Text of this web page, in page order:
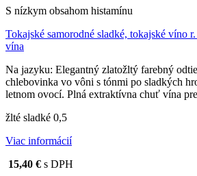
S nízkym obsahom histamínu
Tokajské samorodné sladké, tokajské víno
vína
Na jazyku: Elegantný zlatožltý farebný
chlebovinka vo vôni s tónmi po sladkých
letnom ovocí. Plná extraktívna chuť vína
žlté sladké 0,5
Viac informácií
15,40 € s DPH